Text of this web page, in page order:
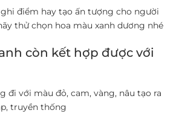
điểm hay tạo ấn tượng cho người
thử chọn hoa màu xanh dương nhé
còn kết hợp được với
đi với màu đỏ, cam, vàng, nâu tạo ra
truyền thống